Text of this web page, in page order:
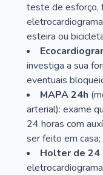
teste de esforço,
esteira ou
investiga a sua
eventuais
MAPA 24h
arterial): exame
24 horas com
ser feito em casa;
Holter de 24